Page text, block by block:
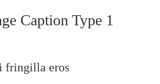
Caption Type 1
fringilla eros